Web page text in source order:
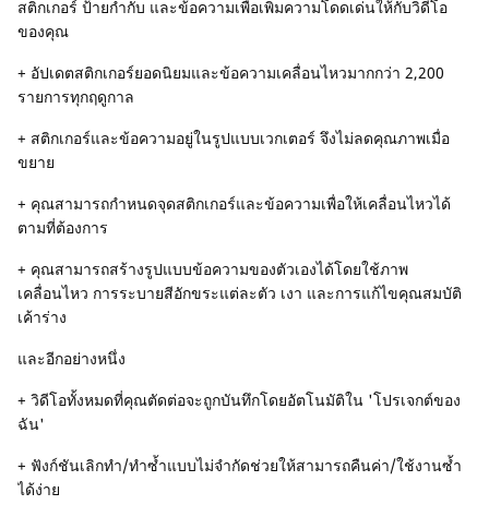
สติกเกอร์ ป้ายกำกับ และข้อความเพื่อเพิ่มความโดดเด่นให้กับวิดีโอ
ของคุณ
+ อัปเดตสติกเกอร์ยอดนิยมและข้อความเคลื่อนไหวมากกว่า 2,200
รายการทุกฤดูกาล
+ สติกเกอร์และข้อความอยู่ในรูปแบบเวกเตอร์ จึงไม่ลดคุณภาพเมื่อ
ขยาย
+ คุณสามารถกำหนดจุดสติกเกอร์และข้อความเพื่อให้เคลื่อนไหวได้
ตามที่ต้องการ
+ คุณสามารถสร้างรูปแบบข้อความของตัวเองได้โดยใช้ภาพ
เคลื่อนไหว การระบายสีอักขระแต่ละตัว เงา และการแก้ไขคุณสมบัติ
เค้าร่าง
และอีกอย่างหนึ่ง
+ วิดีโอทั้งหมดที่คุณตัดต่อจะถูกบันทึกโดยอัตโนมัติใน 'โปรเจกต์ของ
ฉัน'
+ ฟังก์ชันเลิกทำ/ทำซ้ำแบบไม่จำกัดช่วยให้สามารถคืนค่า/ใช้งานซ้ำ
ได้ง่าย